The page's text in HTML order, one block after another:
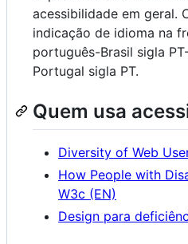
acessibilidade em geral.
indicação de idioma na
português-Brasil sigla
Portugal sigla PT.
Quem usa
Diversity of Web
How People with
W3c (EN)
Design para